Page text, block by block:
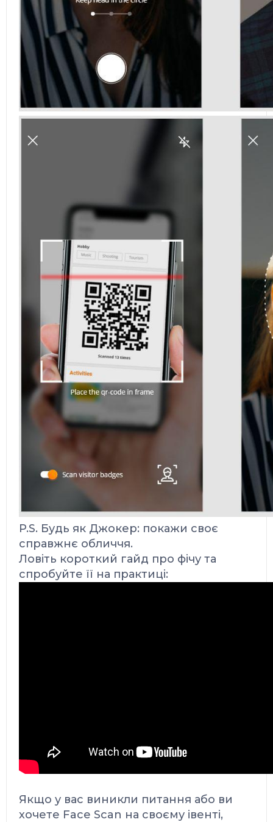
P.S. Будь як Джокер: покажи своє
справжнє обличчя.
Ловіть короткий гайд про фічу та
спробуйте її на практиці:
Якщо у вас виникли питання або ви
хочете Face Scan на своєму івенті,